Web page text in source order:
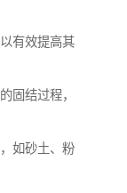
有效提高其
固结过程，
如砂土、粉